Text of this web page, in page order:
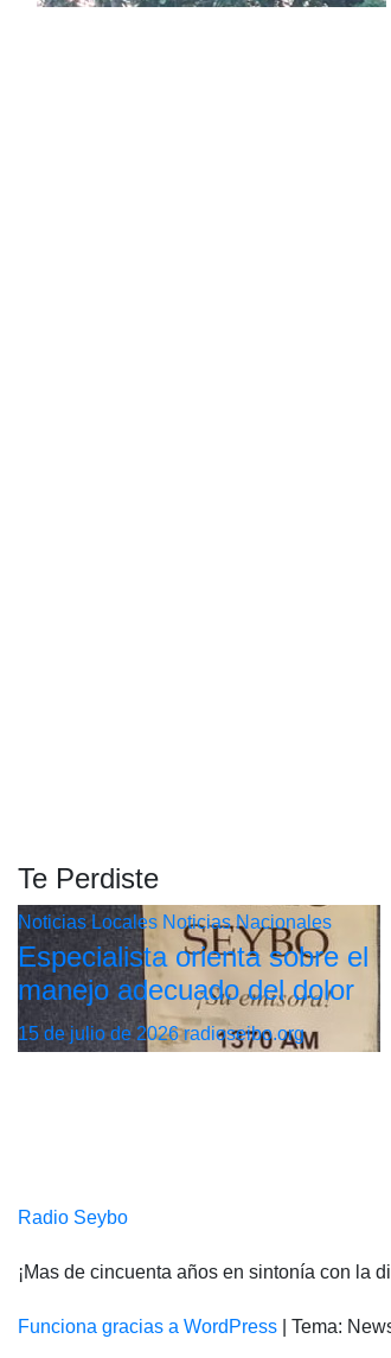
Te Perdiste
Noticias Locales Noticias Nacionales
Especialista orienta sobre el
manejo adecuado del dolor
15 de julio de 2026radioseibo.org
Radio Seybo
¡Mas de cincuenta años en sintonía con la
Funciona gracias a WordPress Tema: